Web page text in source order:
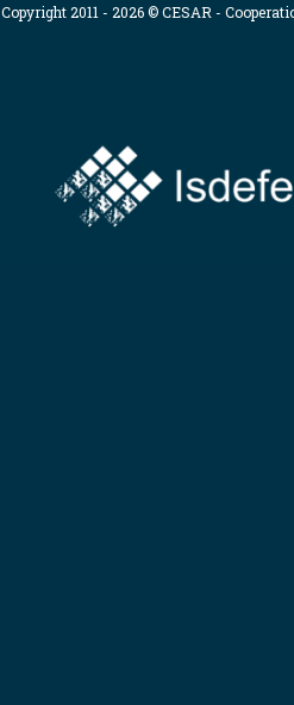
Copyright 2011 - 2026 © CESAR -